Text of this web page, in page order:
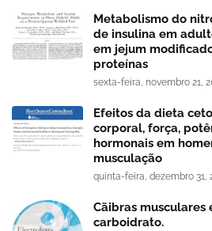
Metabolismo do
de insulina em
em jejum
proteínas
sexta-feira, novembro 21,
Efeitos da dieta
corporal, força,
hormonais em
musculação
quinta-feira, dezembro 31,
Cãibras musculares
carboidrato.